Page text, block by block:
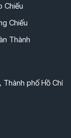
Chiếu
Chiếu
Thành
Thành phố Hồ Chí